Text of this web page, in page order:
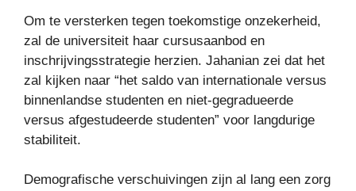
Om te versterken tegen toekomstige onzekerheid,
zal de universiteit haar cursusaanbod en
inschrijvingsstrategie herzien. Jahanian zei dat het
zal kijken naar “het saldo van internationale versus
binnenlandse studenten en niet-gegradueerde
versus afgestudeerde studenten” voor langdurige
stabiliteit.
Demografische verschuivingen zijn al lang een zorg